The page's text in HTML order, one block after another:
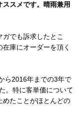
スメです。晴雨兼用
でも訴求したとこ
庫にオーダーを頂く
ら2016年までの3年で
。特に客単価について
めたことがほとんどの